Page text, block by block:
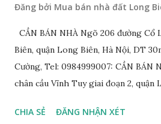
Đăng bởi Mua bán nhà đất Long
CẦN BÁN NHÀ Ngõ 206 đường Cổ
Biên, quận Long Biên, Hà Nội, DT
Cường, Tel: 0984999007: CẦN BÁN
chân cầu Vĩnh Tuy giai đoạn 2, quận
Cổ Linh, ngõ trước nhà rộng 5m, ô
CHIA SẺ ĐĂNG NHẬN XÉT